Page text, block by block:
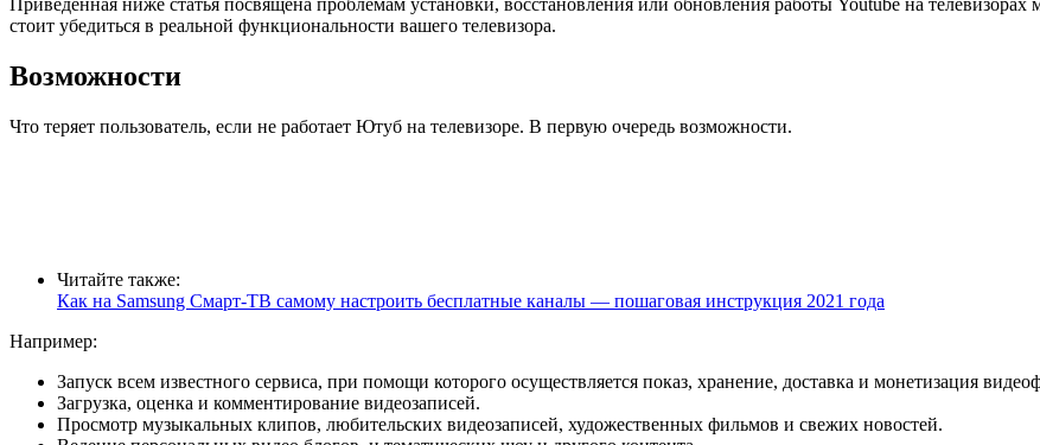
стоит убедиться в реальной функциональности вашего телевизора.
Возможности
Что теряет пользователь, если не работает Ютуб на телевизоре. В первую очередь возможности.
Читайте также:
Как на Samsung Смарт-ТВ самому настроить бесплатные каналы — пошаговая инструкция 2021 года
Например:
Запуск всем известного сервиса, при помощи которого осуществляется показ, хранение, доставка и монетизация
Загрузка, оценка и комментирование видеозаписей.
Просмотр музыкальных клипов, любительских видеозаписей, художественных фильмов и свежих новостей.